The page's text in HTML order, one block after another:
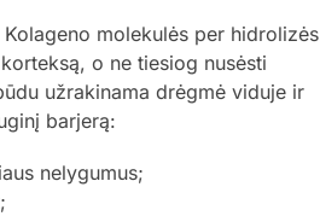
Kolageno molekulės per hidrolizės
o ne tiesiog nusėsti
užrakinama drėgmė viduje ir
barjerą:
nelygumus;